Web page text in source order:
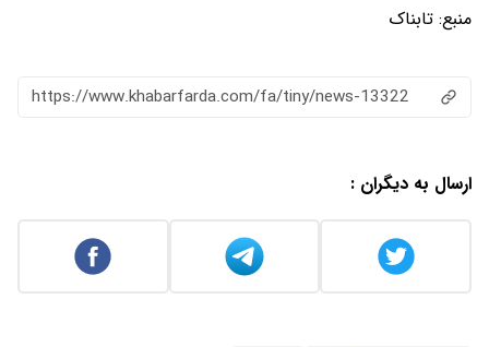
https://www.khabarfarda.com/fa/